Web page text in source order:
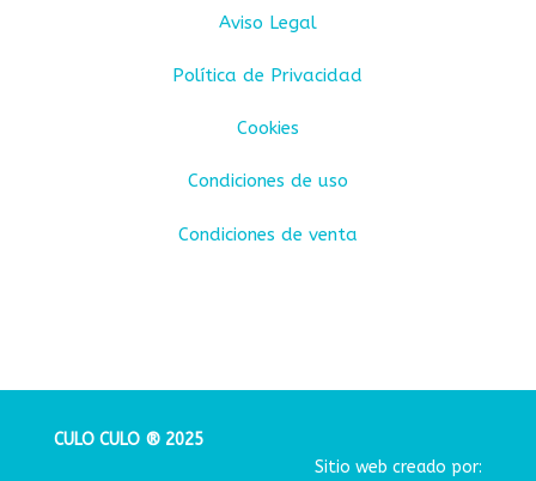
Aviso Legal
Política de Privacidad
Cookies
Condiciones de uso
Condiciones de venta
CULO CULO ® 2025
Sitio web creado por: